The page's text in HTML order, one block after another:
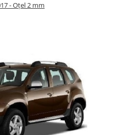
- Oțel 2 mm